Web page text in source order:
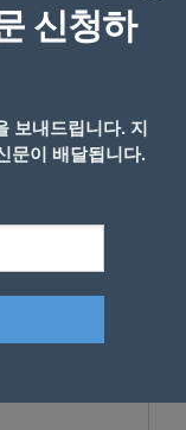
을 쉽사리
다.
서 수사 또는
빠져 나가
고 있다. 지
도 나온다.
있을지 의
사들이 있겠
신청하
보내드립니다. 지
문이 배달됩니다.